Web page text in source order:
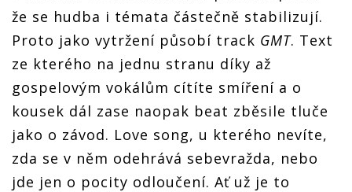
že se hudba i témata částečně stabilizují.
Proto jako vytržení působí track GMT. Text
ze kterého na jednu stranu díky až
gospelovým vokálům cítíte smíření a o
kousek dál zase naopak beat zběsile tluče
jako o závod. Love song, u kterého nevíte,
zda se v něm odehrává sebevražda, nebo
jde jen o pocity odloučení. Ať už je to